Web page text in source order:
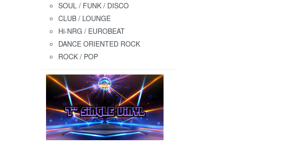
SOUL / FUNK / DISCO
CLUB / LOUNGE
Hi-NRG / EUROBEAT
DANCE ORIENTED ROCK
ROCK / POP